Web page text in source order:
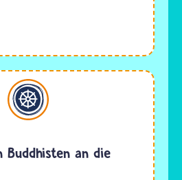
Buddhisten an die